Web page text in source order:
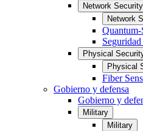
Network Security
Network
Seguridad
Physical
Physical
Fiber
Gobierno y defensa
Gobierno y
Military
Military